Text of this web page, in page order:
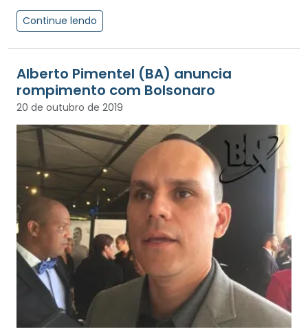
Continue lendo
Alberto Pimentel (BA) anuncia
rompimento com Bolsonaro
20 de outubro de 2019